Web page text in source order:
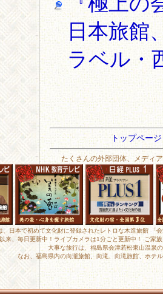
日本旅館
ラベル・
トップペー
たくさんの外部団体、メディ
、日本で初めて文化財に登録されたレトロな木造旅館
来、毎日更新中！ライブカメラは1分ごと更新中！ ご家
大事な旅行は、福島県会津若松東山温泉
なお、福島県内の向瀧旅館、向滝、向滝旅館、ホテ